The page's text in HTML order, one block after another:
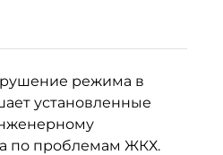
режима в
установленные
по проблемам ЖКХ.